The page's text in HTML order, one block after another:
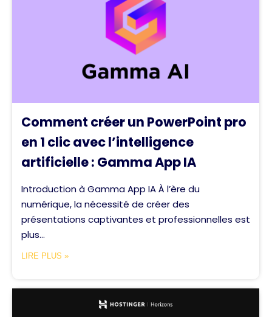
Comment créer un PowerPoint pro
en 1 clic avec l’intelligence
artificielle : Gamma App IA
Introduction à Gamma App IA À l’ère du
numérique, la nécessité de créer des
présentations captivantes et professionnelles est
plus...
LIRE PLUS »